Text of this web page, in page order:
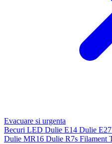
Evacuare si urgenta
Becuri LED Dulie E14 Dulie E27
Dulie MR16 Dulie R7s Filament